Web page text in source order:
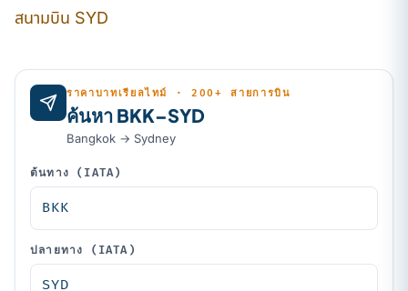
สนามบิน SYD
ราคาบาทเรียลไทม์ · 200+ สายการบิน
ค้นหา BKK–SYD
Bangkok → Sydney
ต้นทาง (IATA)
ปลายทาง (IATA)